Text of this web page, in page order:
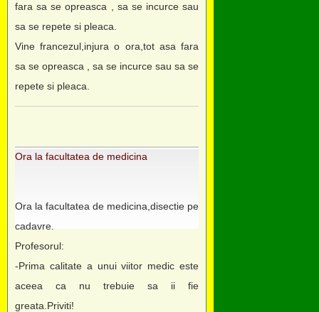
fara sa se opreasca , sa se incurce sau
sa se repete si pleaca.
Vine francezul,injura o ora,tot asa fara
sa se opreasca , sa se incurce sau sa se
repete si pleaca.
Ora la facultatea de medicina
Ora la facultatea de medicina,disectie pe
cadavre.
Profesorul:
-Prima calitate a unui viitor medic este
aceea ca nu trebuie sa ii fie
greata.Priviti!